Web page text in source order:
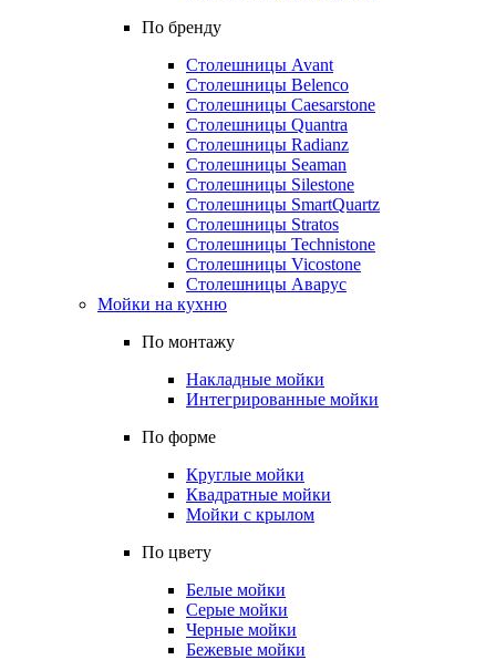
По бренду
Столешницы Avant
Столешницы Belenco
Столешницы Caesarstone
Столешницы Quantra
Столешницы Radianz
Столешницы Seaman
Столешницы Silestone
Столешницы SmartQuartz
Столешницы Stratos
Столешницы Technistone
Столешницы Vicostone
Столешницы Аварус
Мойки на кухню
По монтажу
Накладные мойки
Интегрированные мойки
По форме
Круглые мойки
Квадратные мойки
Мойки с крылом
По цвету
Белые мойки
Серые мойки
Черные мойки
Бежевые мойки